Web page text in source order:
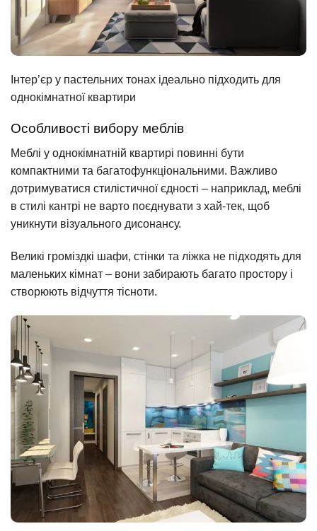
Інтер’єр у пастельних тонах ідеально підходить для
однокімнатної квартири
Особливості вибору меблів
Меблі у однокімнатній квартирі повинні бути
компактними та багатофункціональними. Важливо
дотримуватися стилістичної єдності – наприклад, меблі
в стилі кантрі не варто поєднувати з хай-тек, щоб
уникнути візуального дисонансу.
Великі громіздкі шафи, стінки та ліжка не підходять для
маленьких кімнат – вони забирають багато простору і
створюють відчуття тісноти.